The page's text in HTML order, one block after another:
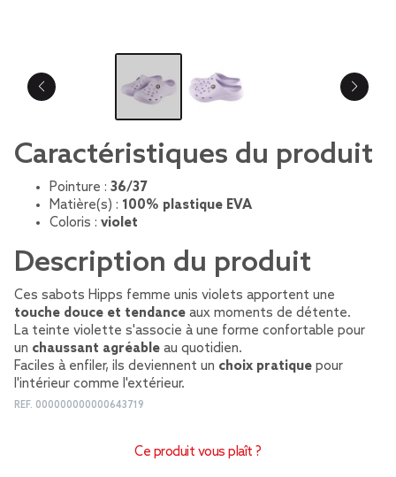
Caractéristiques du produit
Pointure : 36/37
Matière(s) : 100% plastique EVA
Coloris : violet
Description du produit
Ces sabots Hipps femme unis violets apportent une
touche douce et tendance aux moments de détente.
La teinte violette s'associe à une forme confortable pour
un chaussant agréable au quotidien.
Faciles à enfiler, ils deviennent un choix pratique pour
l'intérieur comme l'extérieur.
REF. 000000000000643719
Ce produit vous plaît ?